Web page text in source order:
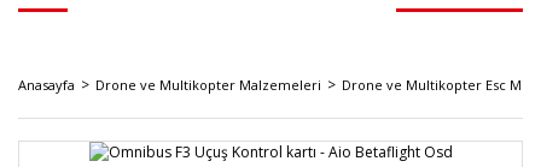
Anasayfa Drone ve Multikopter Malzemeleri Drone ve Multikopter Esc